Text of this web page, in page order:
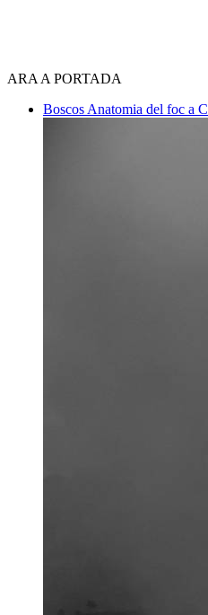
ARA A PORTADA
Boscos Anatomia del foc a